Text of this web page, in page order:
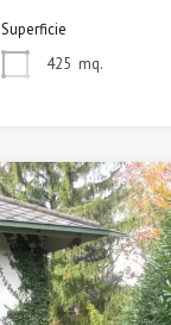
Superficie
425 mq.